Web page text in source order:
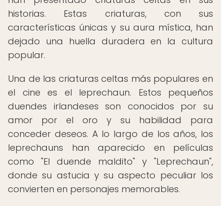
historias. Estas criaturas, con sus
características únicas y su aura mística, han
dejado una huella duradera en la cultura
popular.
Una de las criaturas celtas más populares en
el cine es el leprechaun. Estos pequeños
duendes irlandeses son conocidos por su
amor por el oro y su habilidad para
conceder deseos. A lo largo de los años, los
leprechauns han aparecido en películas
como "El duende maldito" y "Leprechaun",
donde su astucia y su aspecto peculiar los
convierten en personajes memorables.